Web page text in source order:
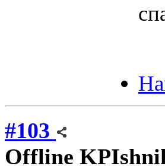
#103
Offline